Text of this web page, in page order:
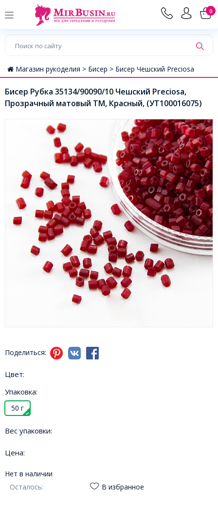
0
Магазин рукоделия > Бисер > Бисер Чешский Preciosa
Бисер Рубка 35134/90090/10 Чешский Preciosa,
Прозрачный матовый TM, Красный, (УТ100016075)
Поделиться:
Цвет:
Упаковка:
50 г
Вес упаковки:
Цена:
Нет в наличии
Осталось:
В избранное